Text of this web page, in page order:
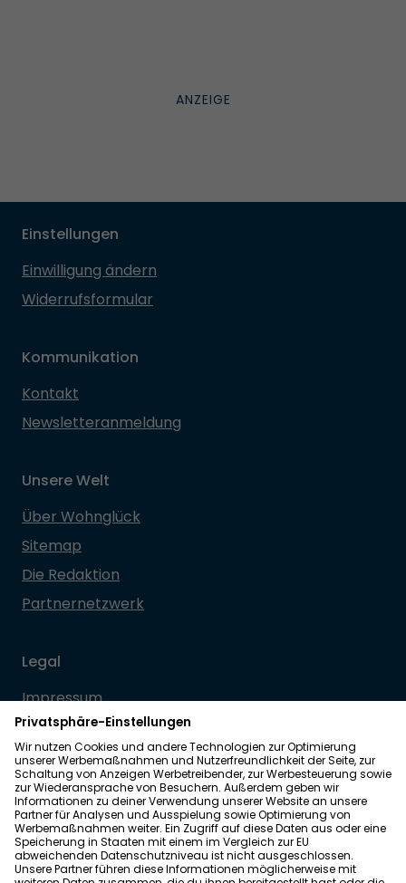
Einstellungen
Einwilligung ändern
Widerrufsformular
Kommunikation
Kontakt
Newsletteranmeldung
Unsere Welt
Über Wohnglück
Sitemap
Die Redaktion
Partnernetzwerk
Legal
Impressum
Datenschutz
Allgemeine Geschäftsbedingungen
Barrierefreiheit